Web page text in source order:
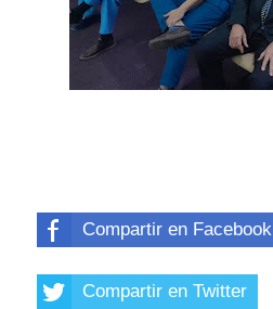
Compartir en Facebook
Compartir en Twitter